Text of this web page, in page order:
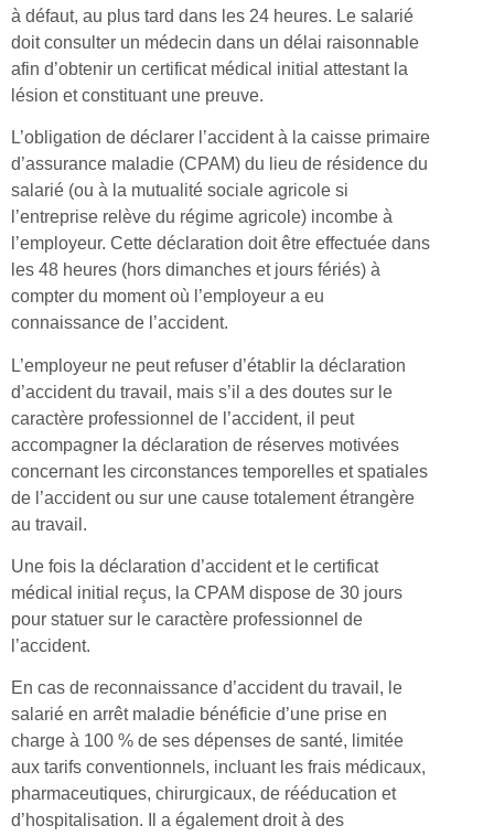
à défaut, au plus tard dans les 24 heures. Le salarié
doit consulter un médecin dans un délai raisonnable
afin d’obtenir un certificat médical initial attestant la
lésion et constituant une preuve.
L’obligation de déclarer l’accident à la caisse primaire
d’assurance maladie (CPAM) du lieu de résidence du
salarié (ou à la mutualité sociale agricole si
l’entreprise relève du régime agricole) incombe à
l’employeur. Cette déclaration doit être effectuée dans
les 48 heures (hors dimanches et jours fériés) à
compter du moment où l’employeur a eu
connaissance de l’accident.
L’employeur ne peut refuser d’établir la déclaration
d’accident du travail, mais s’il a des doutes sur le
caractère professionnel de l’accident, il peut
accompagner la déclaration de réserves motivées
concernant les circonstances temporelles et spatiales
de l’accident ou sur une cause totalement étrangère
au travail.
Une fois la déclaration d’accident et le certificat
médical initial reçus, la CPAM dispose de 30 jours
pour statuer sur le caractère professionnel de
l’accident.
En cas de reconnaissance d’accident du travail, le
salarié en arrêt maladie bénéficie d’une prise en
charge à 100 % de ses dépenses de santé, limitée
aux tarifs conventionnels, incluant les frais médicaux,
pharmaceutiques, chirurgicaux, de rééducation et
d’hospitalisation. Il a également droit à des